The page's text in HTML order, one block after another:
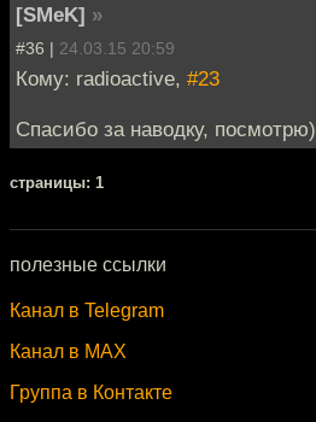
[SMeK] »
#36 | 24.03.15 20:59
Кому: radioactive, #23
Спасибо за наводку, посмотрю)
cтраницы: 1
полезные ссылки
Канал в Telegram
Канал в MAX
Группа в Контакте